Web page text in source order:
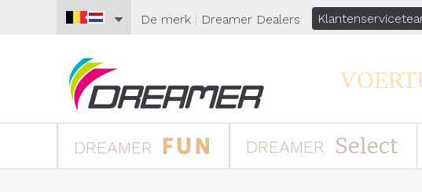
De merk | Dreamer Dealers
DREAMER DREAMER Select